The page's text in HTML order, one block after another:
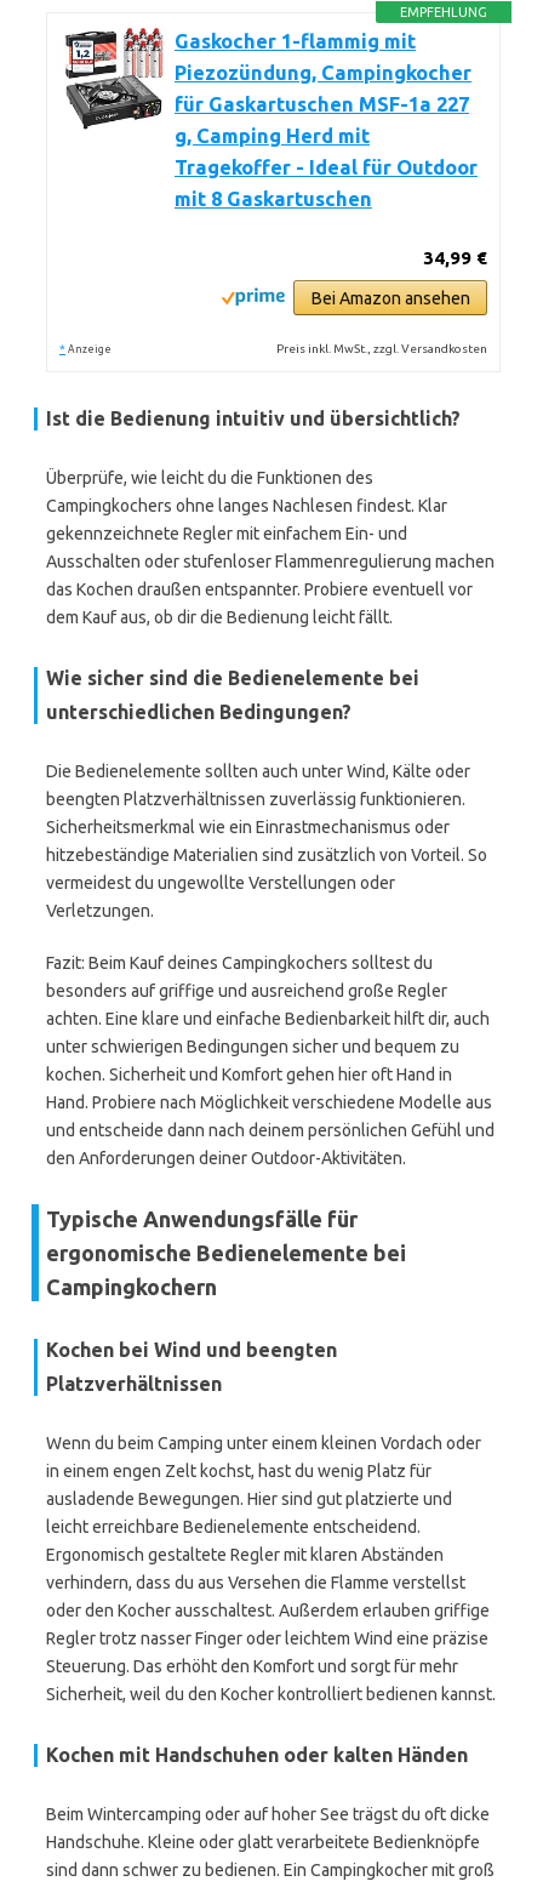
EMPFEHLUNG
Gaskocher 1-flammig mit
Piezozündung, Campingkocher
für Gaskartuschen MSF-1a 227
g, Camping Herd mit
Tragekoffer - Ideal für Outdoor
mit 8 Gaskartuschen
34,99 €
Bei Amazon ansehen
* Anzeige Preis inkl. MwSt., zzgl. Versandkosten
Ist die Bedienung intuitiv und übersichtlich?
Überprüfe, wie leicht du die Funktionen des
Campingkochers ohne langes Nachlesen findest. Klar
gekennzeichnete Regler mit einfachem Ein- und
Ausschalten oder stufenloser Flammenregulierung machen
das Kochen draußen entspannter. Probiere eventuell vor
dem Kauf aus, ob dir die Bedienung leicht fällt.
Wie sicher sind die Bedienelemente bei
unterschiedlichen Bedingungen?
Die Bedienelemente sollten auch unter Wind, Kälte oder
beengten Platzverhältnissen zuverlässig funktionieren.
Sicherheitsmerkmal wie ein Einrastmechanismus oder
hitzebeständige Materialien sind zusätzlich von Vorteil. So
vermeidest du ungewollte Verstellungen oder
Verletzungen.
Fazit: Beim Kauf deines Campingkochers solltest du
besonders auf griffige und ausreichend große Regler
achten. Eine klare und einfache Bedienbarkeit hilft dir, auch
unter schwierigen Bedingungen sicher und bequem zu
kochen. Sicherheit und Komfort gehen hier oft Hand in
Hand. Probiere nach Möglichkeit verschiedene Modelle aus
und entscheide dann nach deinem persönlichen Gefühl und
den Anforderungen deiner Outdoor-Aktivitäten.
Typische Anwendungsfälle für
ergonomische Bedienelemente bei
Campingkochern
Kochen bei Wind und beengten
Platzverhältnissen
Wenn du beim Camping unter einem kleinen Vordach oder
in einem engen Zelt kochst, hast du wenig Platz für
ausladende Bewegungen. Hier sind gut platzierte und
leicht erreichbare Bedienelemente entscheidend.
Ergonomisch gestaltete Regler mit klaren Abständen
verhindern, dass du aus Versehen die Flamme verstellst
oder den Kocher ausschaltest. Außerdem erlauben griffige
Regler trotz nasser Finger oder leichtem Wind eine präzise
Steuerung. Das erhöht den Komfort und sorgt für mehr
Sicherheit, weil du den Kocher kontrolliert bedienen kannst.
Kochen mit Handschuhen oder kalten Händen
Beim Wintercamping oder auf hoher See trägst du oft dicke
Handschuhe. Kleine oder glatt verarbeitete Bedienknöpfe
sind dann schwer zu bedienen. Ein Campingkocher mit groß